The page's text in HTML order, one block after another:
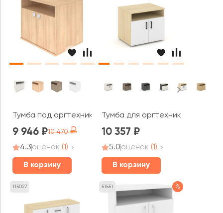
Тумба под оргтехнику сервисная Стайл Систем /
9 946 10 470
4.3оценок (1)
В корзину
Тумба для оргтехники/
10 357
5.0оценок (1)
В корзину
115027 51551 %